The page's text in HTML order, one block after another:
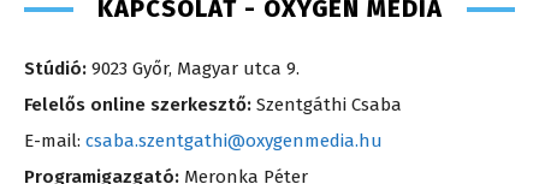
KAPCSOLAT - OXYGEN MEDIA
Stúdió: 9023 Győr, Magyar utca 9.
Felelős online szerkesztő: Szentgáthi Csaba
E-mail: csaba.szentgathi@oxygenmedia.hu
Programigazgató: Meronka Péter